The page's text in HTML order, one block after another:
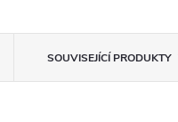
SOUVISEJÍCÍ PRODUKTY